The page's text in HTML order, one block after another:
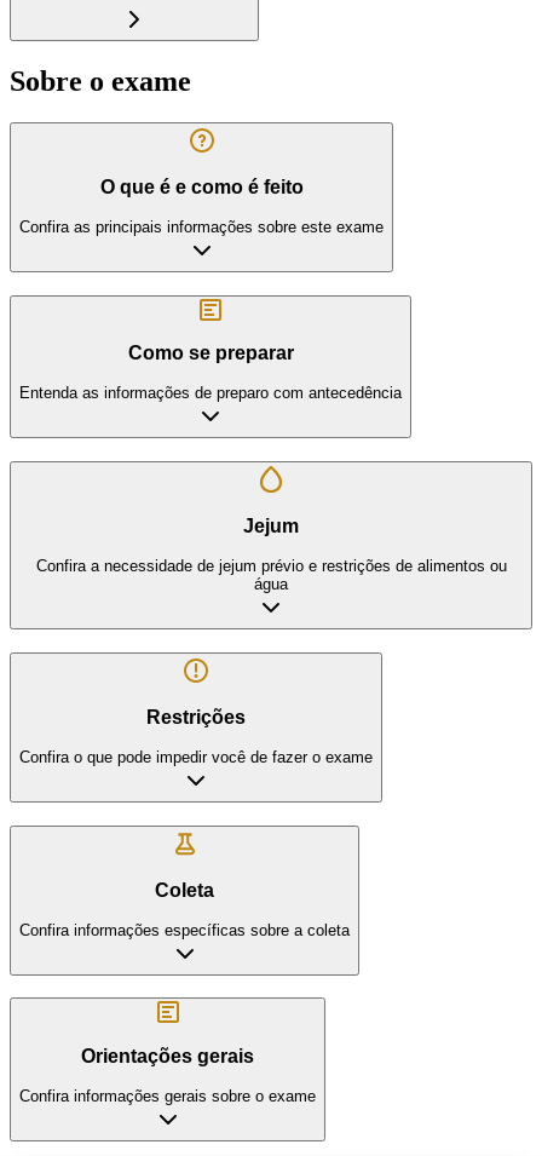
Sobre o exame
O que é e como é feito
Confira as principais informações sobre este exame
Como se preparar
Entenda as informações de preparo com antecedência
Jejum
Confira a necessidade de jejum prévio e restrições de alimentos ou
água
Restrições
Confira o que pode impedir você de fazer o exame
Coleta
Confira informações específicas sobre a coleta
Orientações gerais
Confira informações gerais sobre o exame